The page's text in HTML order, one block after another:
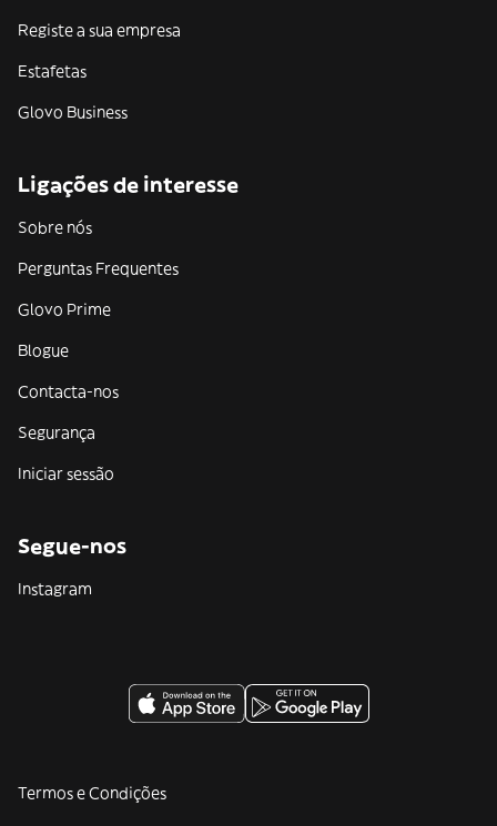
Registe a sua empresa
Estafetas
Glovo Business
Ligações de interesse
Sobre nós
Perguntas Frequentes
Glovo Prime
Blogue
Contacta-nos
Segurança
Iniciar sessão
Segue-nos
Instagram
Termos e Condições